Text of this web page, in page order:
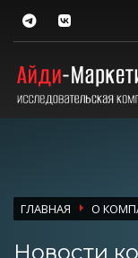
ГЛАВНАЯ О
Новости